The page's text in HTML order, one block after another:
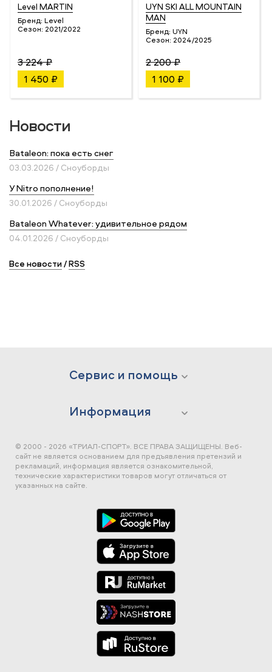
Level MARTIN
Бренд: Level
Сезон: 2021/2022
3 224 ₽
1 450 ₽
UYN SKI ALL MOUNTAIN
MAN
Бренд: UYN
Сезон: 2024/2025
2 200 ₽
1 100 ₽
Новости
Bataleon: пока есть снег
03.03.2026 / Сноуборды
У Nitro пополнение!
30.01.2026 / Сноуборды
Bataleon Whatever: удивительное рядом
04.01.2026 / Сноуборды
Все новости/RSS
Сервис и помощь
Информация
© 2000 - 2026 «ТРИАЛ-СПОРТ». ВСЕ ПРАВА ЗАЩИЩЕНЫ. Веб-
сайт не является основанием для предъявления претензий и
рекламаций, информация является ознакомительной,
технические характеристики товаров могут отличаться от
указанных на сайте.